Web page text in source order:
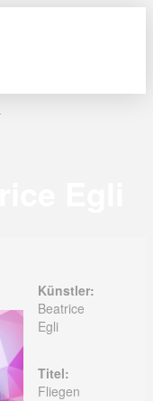
Künstler:
Beatrice
Egli
Titel:
Fliegen